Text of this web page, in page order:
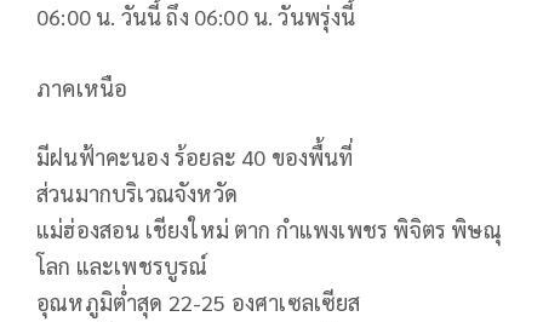
06:00 น. วันนี้ ถึง 06:00 น. วันพรุ่งนี้
ภาคเหนือ
มีฝนฟ้าคะนอง ร้อยละ 40 ของพื้นที่
ส่วนมากบริเวณจังหวัด
แม่ฮ่องสอน เชียงใหม่ ตาก กำแพงเพชร พิจิตร พิษณุ
โลก และเพชรบูรณ์
อุณหภูมิต่ำสุด 22-25 องศาเซลเซียส